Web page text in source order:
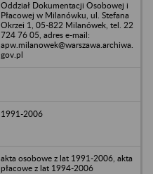
Oddział Dokumentacji Osobowej i
Płacowej w Milanówku, ul. Stefana
Okrzei 1, 05-822 Milanówek, tel. 22
724 76 05, adres e-mail:
apw.milanowek@warszawa.archiwa.
gov.pl
1991-2006
akta osobowe z lat 1991-2006, akta
płacowe z lat 1994-2006